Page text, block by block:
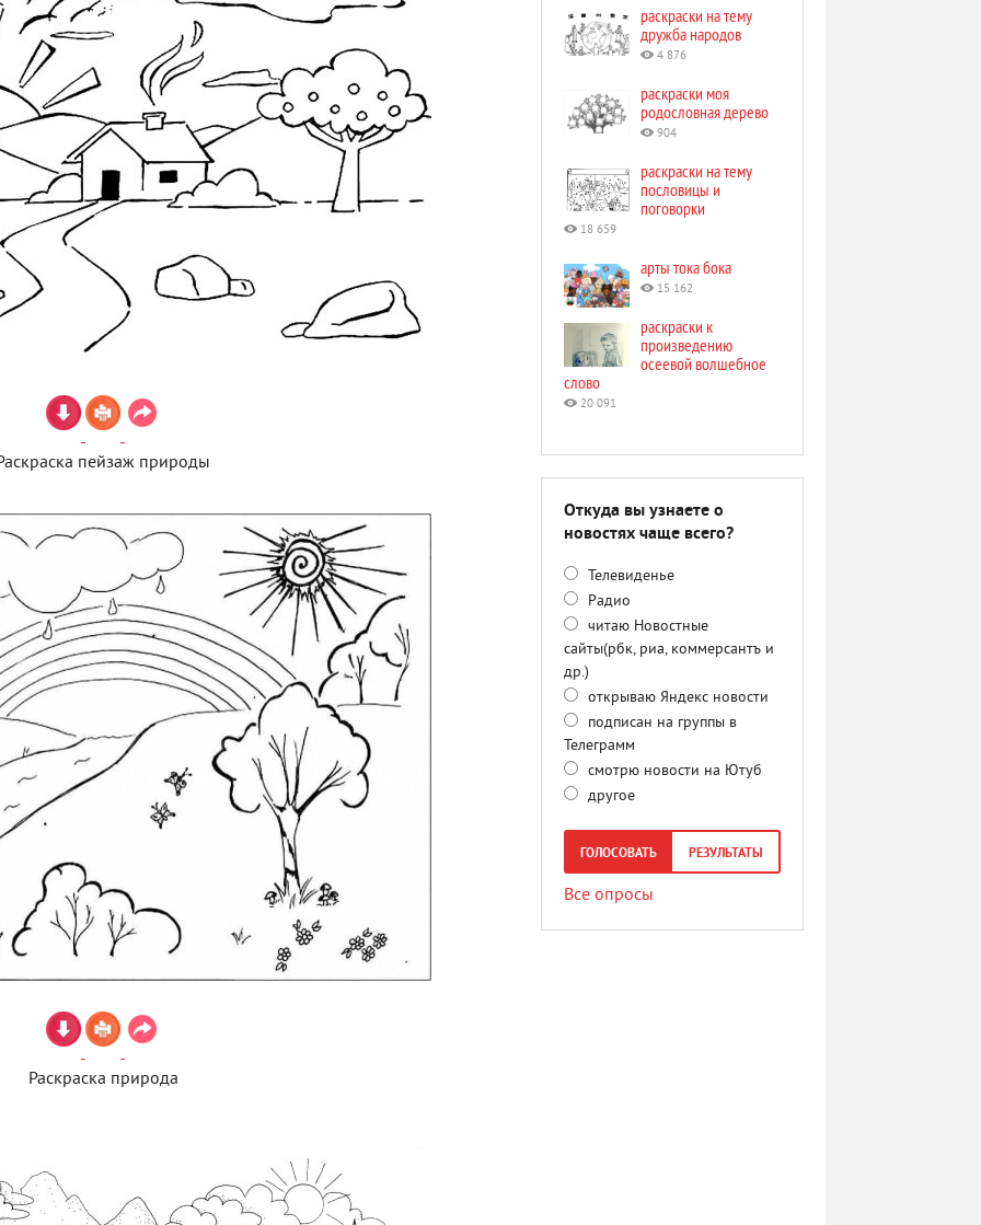
пейзаж природы
Раскраска природа
раскраски на тему
дружба народов
4 876
раскраски моя
родословная дерево
904
раскраски на тему
пословицы и
поговорки
18 659
арты тока бока
15 162
раскраски к
произведению
осеевой волшебное
слово
20 091
Откуда вы узнаете о
новостях чаще всего?
Телевиденье
Радио
читаю Новостные
сайты(рбк, риа, коммерсантъ и
др.)
открываю Яндекс новости
подписан на группы в
Телеграмм
смотрю новости на Ютуб
другое
ГОЛОСОВАТЬ РЕЗУЛЬТАТЫ
Все опросы